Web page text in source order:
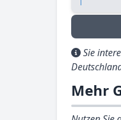
Sie
Mehr